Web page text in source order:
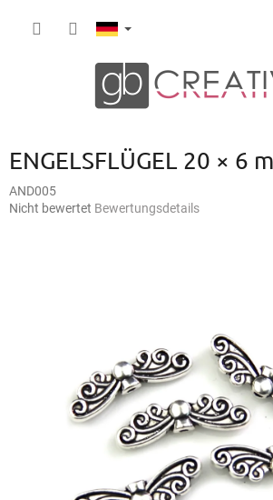
ENGELSFLÜGEL 20 × 6
AND005
Die
Nicht bewertet Bewertungsdetails